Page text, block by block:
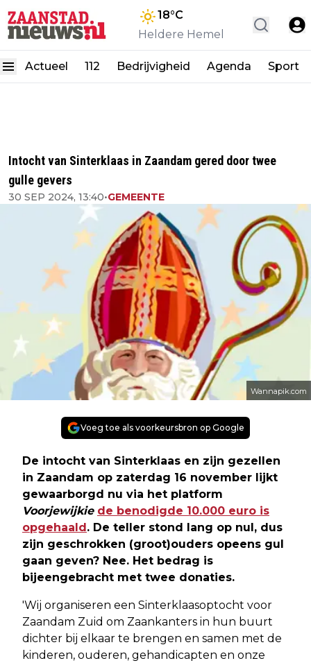
18°C
Heldere Hemel
Actueel 112 Bedrijvigheid Agenda Sport
Intocht van Sinterklaas in Zaandam gered door twee
gulle gevers
30 SEP 2024, 13:40•GEMEENTE
Wannapik.com
Voeg toe als voorkeursbron op Google
De intocht van Sinterklaas en zijn gezellen
in Zaandam op zaterdag 16 november lijkt
gewaarborgd nu via het platform
Voorjewijkie de benodigde 10.000 euro is
opgehaald . De teller stond lang op nul, dus
zijn geschrokken (groot)ouders opeens gul
gaan geven? Nee. Het bedrag is
bijeengebracht met twee donaties.
'Wij organiseren een Sinterklaasoptocht voor
Zaandam Zuid om Zaankanters in hun buurt
dichter bij elkaar te brengen en samen met de
kinderen, ouderen, gehandicapten en onze